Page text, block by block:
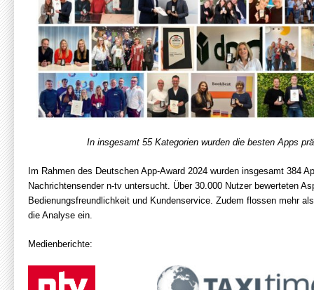
In insgesamt 55 Kategorien wurden die besten Apps
Im Rahmen des Deutschen App-Award 2024 wurden insgesamt 384
Nachrichtensender n-tv untersucht. Über 30.000 Nutzer bewerteten
Bedienungsfreundlichkeit und Kundenservice. Zudem flossen mehr
die Analyse ein.
Medienberichte: